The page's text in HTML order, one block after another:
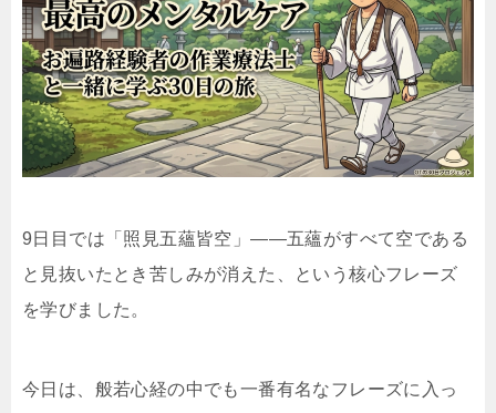
9日目では「照見五蘊皆空」——五蘊がすべて空である
と見抜いたとき苦しみが消えた、という核心フレーズ
を学びました。
今日は、般若心経の中でも一番有名なフレーズに入っ